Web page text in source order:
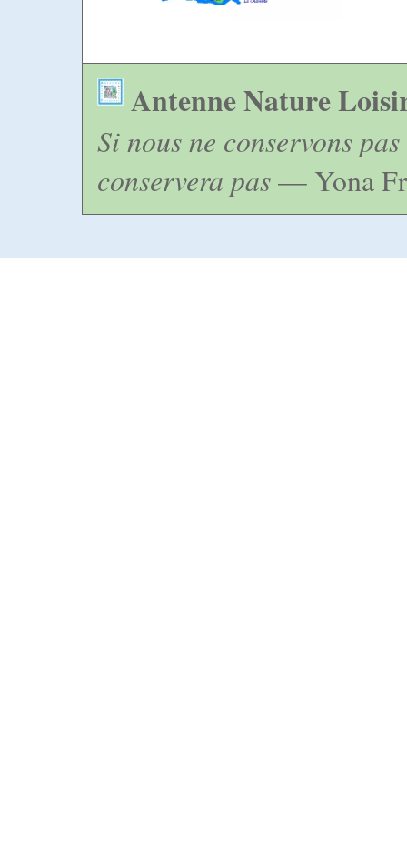
Antenne Nature
Si nous ne conservons
conservera pas— Yona